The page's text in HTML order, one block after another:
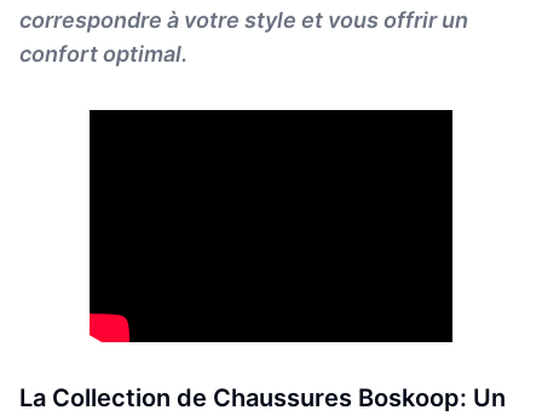
correspondre à votre style et vous offrir un
confort optimal.
La Collection de Chaussures Boskoop: Un